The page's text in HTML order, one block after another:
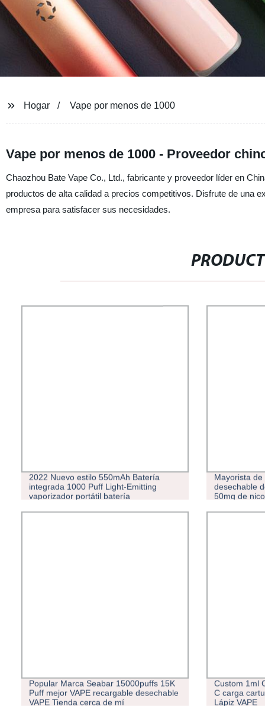
Hogar Vape por menos de 1000
Vape por menos de 1000 - Proveedor
Chaozhou Bate Vape Co., Ltd., fabricante y proveedor líder en
productos de alta calidad a precios competitivos. Disfrute de una
empresa para satisfacer sus necesidades.
2022 Nuevo estilo 550mAh Batería
integrada 1000 Puff Light-Emitting
vaporizador portátil batería
Mayorista de
desechable
50mg de
800/1500/
Popular Marca Seabar 15000puffs 15K
Puff mejor VAPE recargable desechable
VAPE Tienda cerca de mí
Custom 1ml
C carga
Lápiz VAPE